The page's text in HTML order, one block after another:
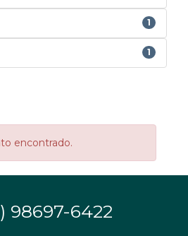
1
1
encontrado.
98697-6422